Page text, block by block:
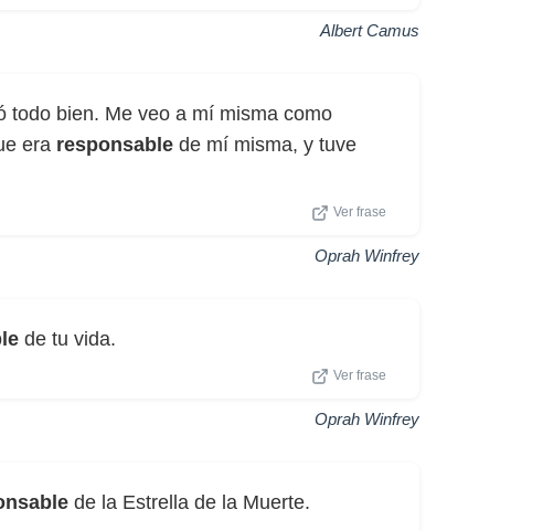
Albert Camus
todo bien. Me veo a mí misma como
era responsable de mí misma, y tuve
Ver frase
Oprah Winfrey
de tu vida.
Ver frase
Oprah Winfrey
de la Estrella de la Muerte.